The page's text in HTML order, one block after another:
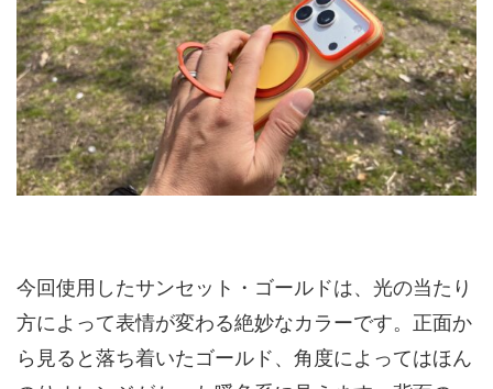
今回使用したサンセット・ゴールドは、光の当たり
方によって表情が変わる絶妙なカラーです。正面か
ら見ると落ち着いたゴールド、角度によってはほん